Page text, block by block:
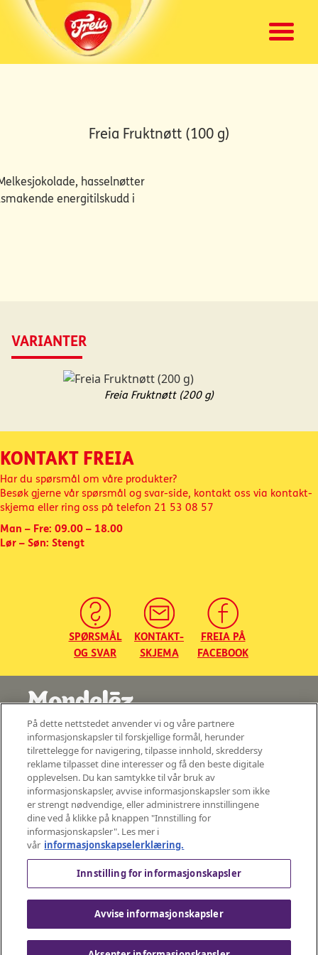
Freia Fruktnøtt (100 g)
hasselnøtter
energitilskudd i
VARIANTER
Freia Fruktnøtt (200 g)
KONTAKT FREIA
Har du spørsmål om våre produkter?
Besøk gjerne vår spørsmål og svar-side, kontakt oss via kontakt-
skjema eller ring oss på telefon 21 53 08 57
Man – Fre: 09.00 – 18.00
Lør – Søn: Stengt
SPØRSMÅL
OG SVAR
KONTAKT-
SKJEMA
FREIA PÅ
FACEBOOK
©2026 - Mondelez Norge AS - Med enerett
Sentralbord: 22 04 40 22
Besøksadresse:
Johan Throne Holsts Plass 1
Postadresse:
Mondelez Norge AS, P.O. Box 6658 Rodeløkka, 0502 Oslo, Norge
P.b. 6658 Rodeløkka,
NO–0502 Oslo, Norge
org.nr: NO 957 720 323
VILKÅR FORPERSONVERN- COOKIES
PR: +46 (0)8
På dette nettstedet anvender vi og våre partnere
informasjonskapsler til forskjellige formål, herunder
tilrettelegge for navigering, tilpasse innhold, skreddersy
reklame tilpasset dine interesser og få den beste digitale
opplevelsen. Du kan samtykke til vår bruk av
informasjonskapsler, avvise informasjonskapsler som ikke
er strengt nødvendige, eller administrere innstillingene
dine ved å klikke på knappen "Innstilling for
informasjonskapsler". Les mer i
vår informasjonskapselerklæring.
Innstilling for informasjonskapsler
Avvise informasjonskapsler